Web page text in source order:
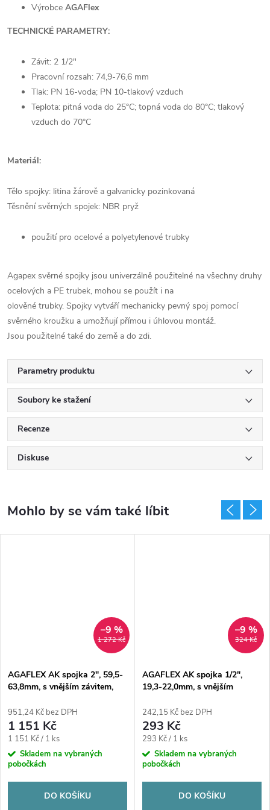
Výrobce AGAFlex
TECHNICKÉ PARAMETRY:
Závit: 2 1/2"
Pracovní rozsah: 74,9-76,6 mm
Tlak: PN 16-voda; PN 10-tlakový vzduch
Teplota: pitná voda do 25°C; topná voda do 80°C; tlakový
vzduch do 70°C
Materiál:
Tělo spojky: litina žárově a galvanicky pozinkovaná
Těsnění svěrných spojek: NBR pryž
použití pro ocelové a polyetylenové trubky
Agapex svěrné spojky jsou univerzálně použitelné na všechny druhy
ocelových a PE trubek, mohou se použít i na
olověné trubky. Spojky vytváří mechanicky pevný spoj pomocí
svěrného kroužku a umožňují přímou i úhlovou montáž.
Jsou použitelné také do země a do zdi.
Parametry produktu
Soubory ke stažení
Recenze
Diskuse
1 272 Kč
–9 %
AGAFLEX AK spojka 2", 59,5-
63,8mm, s vnějším závitem,
951,24 Kč bez DPH
1 151 Kč
Měrná
cena:
1 151 Kč / 1 ks
Skladem na vybraných
pobočkách
DO KOŠÍKU
324 Kč
–9 %
AGAFLEX AK spojka 1/2",
19,3-22,0mm, s vnějším
litina/pozink
242,15 Kč bez DPH
293 Kč
Měrná
cena:
293 Kč / 1 ks
Skladem na vybraných
pobočkách
DO KOŠÍKU